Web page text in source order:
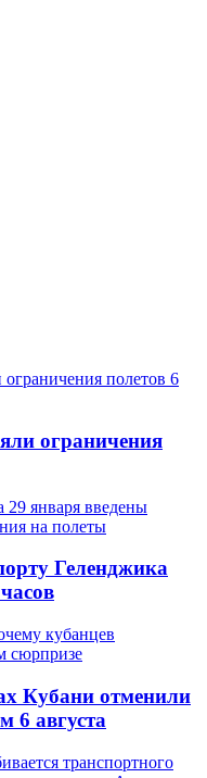
ограничения
Геленджика
Кубани отменили
6 августа